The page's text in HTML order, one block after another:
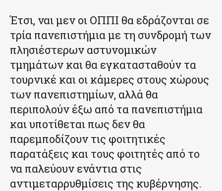
Έτσι, ναι μεν οι ΟΠΠΙ θα εδράζονται σε
τρία πανεπιστήμια με τη συνδρομή των
πλησιέστερων αστυνομικών
τμημάτων και θα εγκατασταθούν τα
τουρνικέ και οι κάμερες στους χώρους
των πανεπιστημίων, αλλά θα
περιπολούν έξω από τα πανεπιστήμια
και υποτίθεται πως δεν θα
παρεμποδίζουν τις φοιτητικές
παρατάξεις και τους φοιτητές από το
να παλεύουν ενάντια στις
αντιμεταρρυθμίσεις της κυβέρνησης.